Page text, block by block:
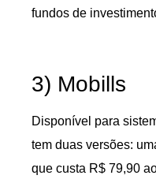
fundos de
3) Mobills
Disponível para
tem duas versões:
que custa R$ 79,90